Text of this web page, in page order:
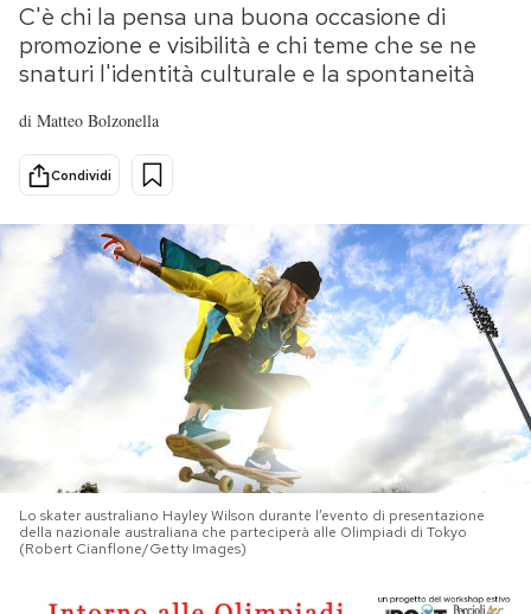
Tecnologia
Internet
Scienza
Cultura
Economia
Sport
Storie/Idee
Ok Boomer!
Media
PODCAST
NEWSLETTER
I MIEI PREFERITI
SHOP
CALENDARIO
C'è chi la pensa una buona occasione di
promozione e visibilità e chi teme che se ne
snaturi l'identità culturale e la spontaneità
di Matteo Bolzonella
Condividi
Lo skater australiano Hayley Wilson durante l’evento di presentazione
della nazionale australiana che parteciperà alle Olimpiadi di Tokyo
(Robert Cianflone/Getty Images)